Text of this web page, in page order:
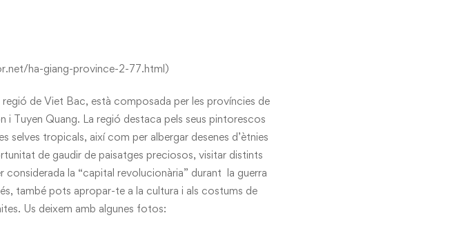
ha-giang-province-2-77.html)
de Viet Bac, està composada per les províncies de
i Tuyen Quang. La regió destaca pels seus pintorescos
selves tropicals, així com per albergar desenes d’ètnies
de gaudir de paisatges preciosos, visitar distints
la “capital revolucionària” durant la guerra
també pots apropar-te a la cultura i als costums de
Us deixem amb algunes fotos: